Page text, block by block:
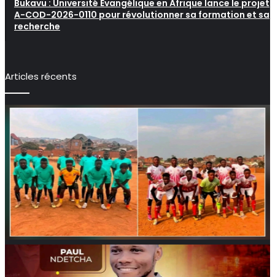
Bukavu : Université Évangélique en Afrique lance le projet
A-COD-2026-0110 pour révolutionner sa formation et sa
recherche
Articles récents